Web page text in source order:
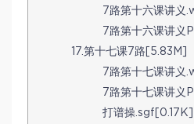
7路第十六课讲义
7路第十六课讲义
17.第十七课7路[5.83M]
7路第十七课讲义
7路第十七课讲义
打谱操.sgf[0.17K]